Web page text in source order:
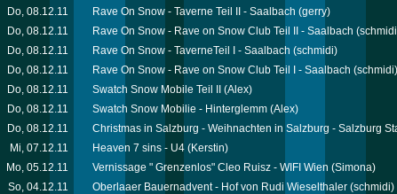
Do, 08.12.11
Rave On Snow - Taverne Teil II - Saalbach (gerry)
Do, 08.12.11
Rave On Snow - Rave on Snow Club Teil II - Saalbach
Do, 08.12.11
Rave On Snow - TaverneTeil I - Saalbach (schmidi)
Do, 08.12.11
Rave On Snow - Rave on Snow Club Teil I - Saalbach (schmidi)
Do, 08.12.11
Swatch Snow Mobile Teil II (Alex)
Do, 08.12.11
Swatch Snow Mobilie - Hinterglemm (Alex)
Do, 08.12.11
Christmas in Salzburg - Weihnachten in Salzburg - Salzburg
Mi, 07.12.11
Heaven 7 sins - U4 (Kerstin)
Mo, 05.12.11
Vernissage " Grenzenlos" Cleo Ruisz - WIFI Wien (Simona)
So, 04.12.11
Oberlaaer Bauernadvent - Hof von Rudi Wieselthaler (schmidi)